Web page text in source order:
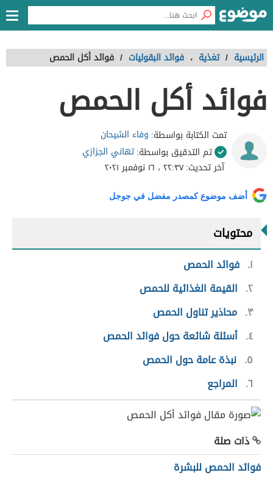
الرئيسية / تغذية ، فوائد البقوليات / فوائد أكل الحمص
فوائد أكل الحمص
تمت الكتابة بواسطة: وفاء الشيحان
تم التدقيق بواسطة:تهاني الجزازي
آخر تحديث:٢٢:٣٧ ، ١٦ نوفمبر ٢٠٢١
أضف موضوع كمصدر مفضل في جوجل
محتويات
١ فوائد الحمص
٢ القيمة الغذائية للحمص
٣ محاذير تناول الحمص
٤ أسئلة شائعة حول فوائد الحمص
٥ نبذة عامة حول الحمص
٦ المراجع
ذات صلة
فوائد الحمص للبشرة